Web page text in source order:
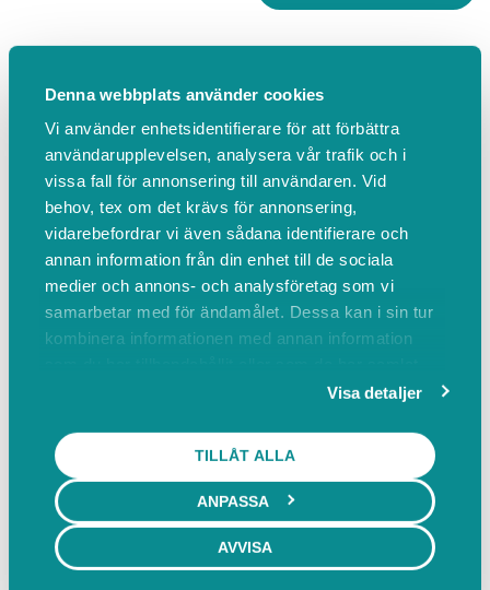
Denna webbplats använder cookies
Vi använder enhetsidentifierare för att förbättra
användarupplevelsen, analysera vår trafik och i
vissa fall för annonsering till användaren. Vid
behov, tex om det krävs för annonsering,
vidarebefordrar vi även sådana identifierare och
annan information från din enhet till de sociala
medier och annons- och analysföretag som vi
samarbetar med för ändamålet. Dessa kan i sin tur
kombinera informationen med annan information
Visa detaljer
TILLÅT ALLA
ANPASSA
AVVISA
Klimakteriebesvär
50 min
946,00 SEK inkl. moms
Behandling för klimakteriebesvär där även
NADA ingår (små guldpläterade magnetiska
kulor som sätts i öronen). 10% dyrare helgpris
samt röda dagar.
30 min
650,00 SEK inkl. moms